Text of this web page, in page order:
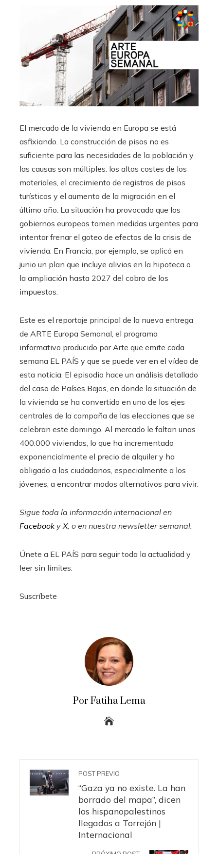
El mercado de la vivienda en Europa se está
asfixiando. La construcción de pisos no es
suficiente para las necesidades de la población y
las causas son múltiples: los altos costes de los
materiales, el crecimiento de registros de pisos
turísticos y el aumento de la migración en el
último año. La situación ha provocado que los
gobiernos europeos tomen medidas urgentes para
intentar frenar el goteo de efectos de la crisis de
vivienda. En Francia, por ejemplo, se aplicó en
junio un plan que incluye alivios en la hipoteca o
la ampliación hasta 2027 del cobro de los
impuestos.
Este es el reportaje principal de la nueva entrega
de ARTE Europa Semanal, el programa
informativo producido por Arte que emite cada
semana EL PAÍS y que se puede ver en el vídeo de
esta noticia. El episodio hace un análisis detallado
del caso de Países Bajos, en donde la situación de
la vivienda se ha convertido en uno de los ejes
centrales de la campaña de las elecciones que se
celebran este domingo. Al mercado le faltan unas
400.000 viviendas, lo que ha incrementado
exponencialmente el precio de alquiler y ha
obligado a los ciudadanos, especialmente a los
jóvenes, a encontrar modos alternativos para vivir.
Sigue toda la información internacional en
Facebooky X, o en nuestra newsletter semanal
Únete a EL PAÍS para seguir toda la actualidad y
leer sin límites.
Suscríbete
Por Fatiha Lema
POST PREVIO
“Gaza ya no existe. La han
borrado del mapa”, dicen
los hispanopalestinos
llegados a Torrejón |
Internacional